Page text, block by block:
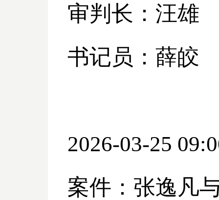
审判长：汪雄
书记员：薛皎
2026-03-25
案件：张逸凡